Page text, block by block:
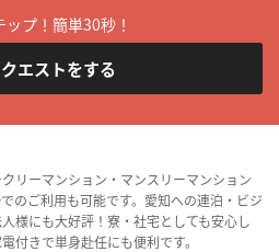
プ！簡単30秒！
エストをする
リーマンション・マンスリーマンション
のご利用も可能です。愛知への連泊・ビジ
様にも大好評！寮・社宅としても安心し
付きで単身赴任にも便利です。